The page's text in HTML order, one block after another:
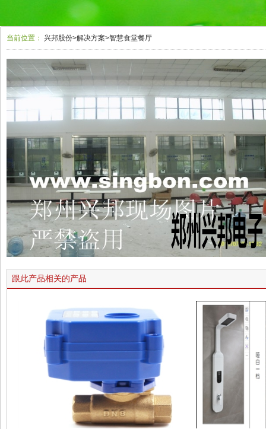
当前位置： 兴邦股份>解决方案>智慧食堂餐厅
跟此产品相关的产品